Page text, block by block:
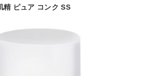
精 ピュア コンク SS